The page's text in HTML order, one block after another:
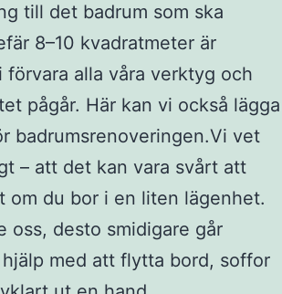
till det badrum som ska
8–10 kvadratmeter är
alla våra verktyg och
pågår. Här kan vi också lägga
badrumsrenoveringen.Vi vet
– att det kan vara svårt att
om du bor i en liten lägenhet.
oss, desto smidigare går
med att flytta bord, soffor